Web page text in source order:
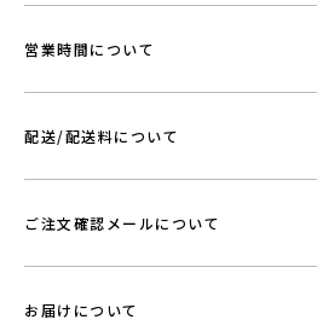
す。功績を微細に粉砕したものを染色工
エアに機能を持たせることができる素材で
営業時間について
配送/配送料について
ご注文確認メールについて
お届けについて